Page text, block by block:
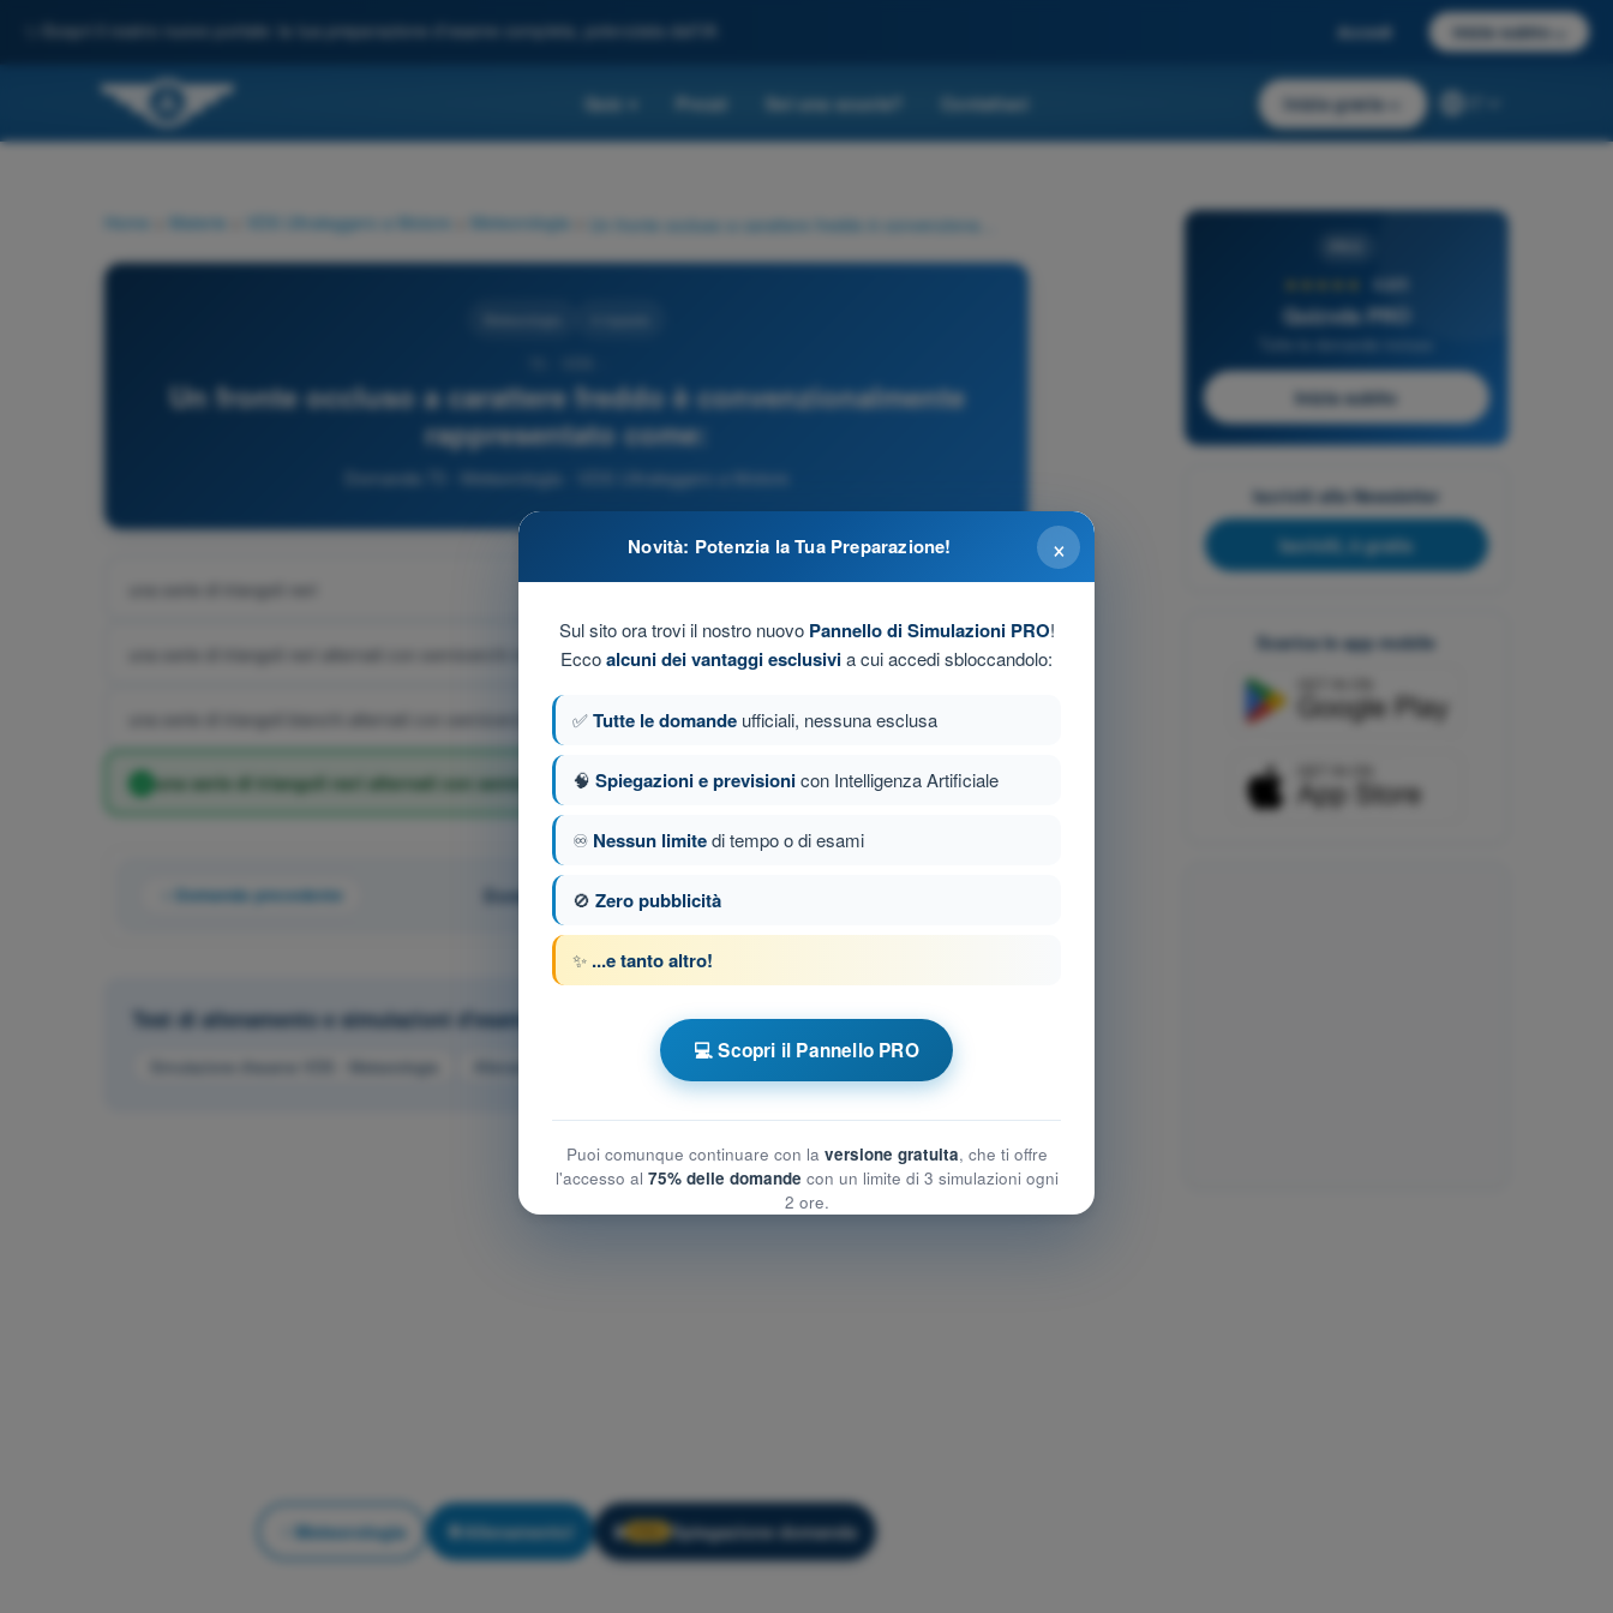
Scopri il nostro nuovo portale: la tua preparazione d'esame completa, potenziata dall'IA Accedi Inizia subito
Quiz Prezzi Sei una scuola? Contattaci Inizia gratis
Home Materie VDS Ultraleggero a Motore Meteorologia
Un fronte occluso a carattere freddo è convenzionalmente
rappresentato come:
Domanda 73 - Meteorologia - VDS Ultraleggero a Motore
una serie di triangoli neri
una serie di triangoli neri alternati con semicerchi neri
una serie di triangoli bianchi alternati con semicerchi neri
una serie di triangoli neri alternati con semicerchi bianchi
Domanda precedente Domanda 73 di 107
Test di allenamento e simulazioni d'esame a tempo VDS Ultraleggero a Motore
Simulazione d'esame VDS - Meteorologia Allenamento VDS - Meteorologia Esame in PDF VDS - Meteorologia
Meteorologia Allenamento! 🔒 Spiegazione domanda
4,6/5
Quizvds PRO
Inizia subito
Iscriviti alla Newsletter
Iscriviti, è gratis
Scarica le app mobile
×
Novità: Potenzia la Tua Preparazione!
Sul sito ora trovi il nostro nuovo Pannello di Simulazioni PRO!
Eccoalcuni dei vantaggi esclusivia cui accedi sbloccandolo:
✅Tutte le domande ufficiali, nessuna esclusa
🧠 Spiegazioni e previsionicon Intelligenza Artificiale
♾️ Nessun limitedi tempo o di esami
🚫 Zero pubblicità
✨ ...e tanto altro!
💻 Scopri il Pannello PRO
Puoi comunque continuare con la versione gratuita, che ti offre
l'accesso al 75% delle domande con un limite di 3 simulazioni ogni
2 ore.